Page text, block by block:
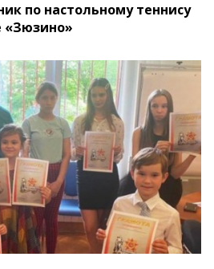
по настольному теннису
«Зюзино»